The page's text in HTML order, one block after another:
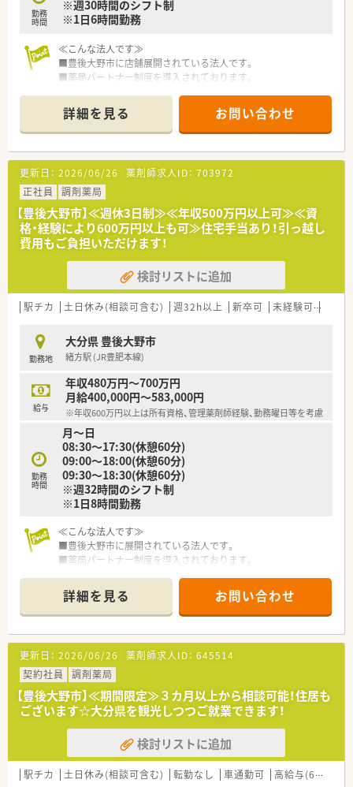
会社規定の物件における家賃半額補助がございます。
■奨学金の返済支援制度も用意されており、会社が本人に代わっ
勤務
時間
※週30時間のシフト制
※1日6時間勤務
≪こんな法人です≫
■豊後大野市に店舗展開されている法人です。
■薬局パートナー制度を導入されております。
■漢方販売・漢方相談をしております。
≪こんな薬局です≫
■年中無休の薬局です。
■総合科目の処方箋がございます。
■薬剤師は4名所属しております。
■在宅業務もございます。
≪こんな取り組みをしております≫
■薬局パートナー制度を導入し薬剤師は薬剤業務に専念できま
す。
■漢方カフェ、認定栄養ケア・ステーションを薬局内に設置し、
地域のみなさまにより健康への提案をサポートできる体制を構
築しております。
詳細を見る お問い合わせ
更新日： 2026/06/26 薬剤師求人ID： 703972
正社員
調剤薬局
【豊後大野市】≪週休3日制≫≪年収500万円以上可≫≪資
格・経験により600万円以上も可≫住宅手当あり！引っ越し
費用もご負担いただけます！
検討リストに追加
駅チカ 土日休み(相談可含む) 週32h以上 新卒可 未経験可
勤務地
大分県 豊後大野市
緒方駅 (JR豊肥本線)
給与
年収480万円～700万円
月給400,000円～583,000円
※年収600万円以上は所有資格、管理薬剤師経験、勤務曜日等を考慮
勤務
時間
月～日
08:30～17:30(休憩60分)
09:00～18:00(休憩60分)
09:30～18:30(休憩60分)
※週32時間のシフト制
※1日8時間勤務
≪こんな法人です≫
■豊後大野市に展開されている法人です。
■薬局パートナー制度を導入されております。
■漢方販売・漢方相談をしております。
≪こんな薬局です≫
■年中無休の薬局です。
■総合科目の処方箋がございます。
■薬剤師は4名所属しております。
■在宅業務もございます。
≪こんな取り組みをしております≫
■薬局パートナー制度を導入し薬剤師は薬剤業務に専念できま
す。
■漢方カフェ、認定栄養ケア・ステーションを薬局内に設置し、
地域のみなさまにより健康への提案をサポートできる体制を構
築しております。
詳細を見る お問い合わせ
更新日： 2026/06/26 薬剤師求人ID： 645514
契約社員
調剤薬局
【豊後大野市】≪期間限定≫３カ月以上から相談可能！住居も
ございます☆大分県を観光しつつご就業できます！
検討リストに追加
駅チカ 土日休み(相談可含む) 転勤なし 車通勤可 高給与(600万円以上)